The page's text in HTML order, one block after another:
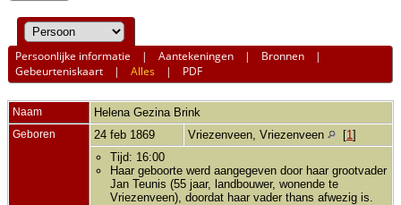
Persoonlijke informatie |Aantekeningen | Bronnen |
Gebeurteniskaart |Alles | PDF
Naam Helena Gezina Brink
Geboren 24 feb 1869 Vriezenveen, Vriezenveen [1 ]
Tijd: 16:00
Haar geboorte werd aangegeven door haar grootvader
Jan Teunis (55 jaar, landbouwer, wonende te
Vriezenveen), doordat haar vader thans afwezig is.